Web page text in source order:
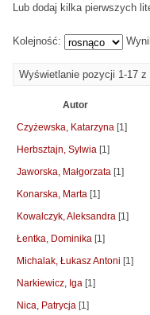
Lub dodaj kilka pierwszych
Kolejność:
Wyświetlanie pozycji 1-17 z
Autor
Czyżewska, Katarzyna [1]
Herbsztajn, Sylwia [1]
Jaworska, Małgorzata [1]
Konarska, Marta [1]
Kowalczyk, Aleksandra [1]
Łentka, Dominika [1]
Michalak, Łukasz Antoni [1]
Narkiewicz, Iga [1]
Nica, Patrycja [1]